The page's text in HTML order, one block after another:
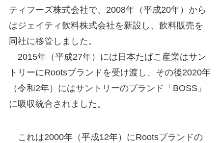
ティフーズ株式会社で、2008年（平成20年）から
はジェイティ飲料株式会社を新設し、飲料販売を
同社に移管しました。
2015年（平成27年）には日本たばこ産業はサン
トリーにRootsブランドを受け渡し、その後2020年
（令和2年）にはサントリーのブランド「BOSS」
に吸収統合されました。
これは2000年（平成12年）にRootsブランドの